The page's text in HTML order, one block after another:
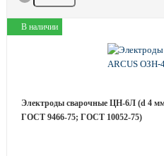
В наличии
Электроды сварочные ЦН-6Л (d 4
ГОСТ 9466-75; ГОСТ 10052-75)